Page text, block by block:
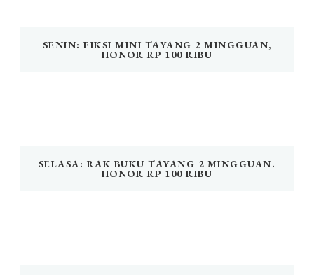
SENIN: FIKSI MINI TAYANG 2 MINGGUAN,
HONOR RP 100 RIBU
SELASA: RAK BUKU TAYANG 2 MINGGUAN.
HONOR RP 100 RIBU